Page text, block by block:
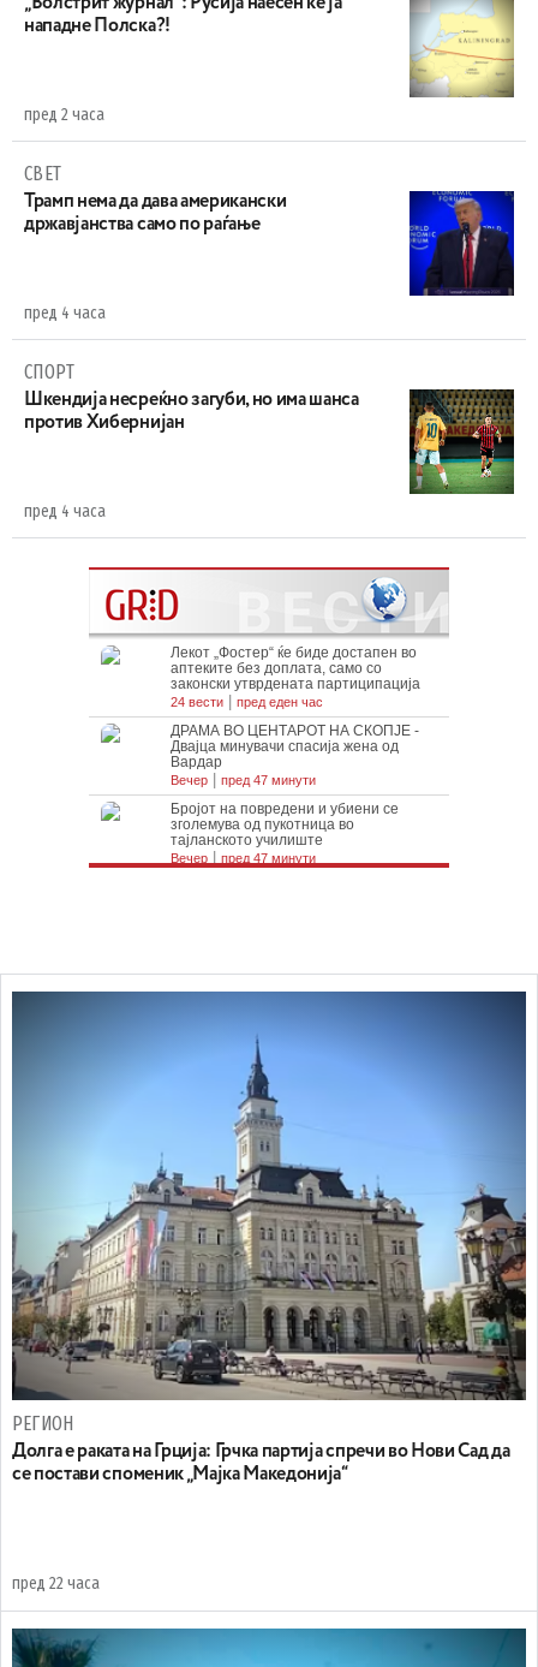
нападне Полска?!
пред 2 часа
СВЕТ
Трамп нема да дава американски
државјанства само по раѓање
пред 4 часа
СПОРТ
Шкендија несреќно загуби, но има шанса
против Хибернијан
пред 4 часа
РЕГИОН
Долга е раката на Грција: Грчка партија спречи во Нови Сад да
се постави споменик „Мајка Македонија“
пред 22 часа